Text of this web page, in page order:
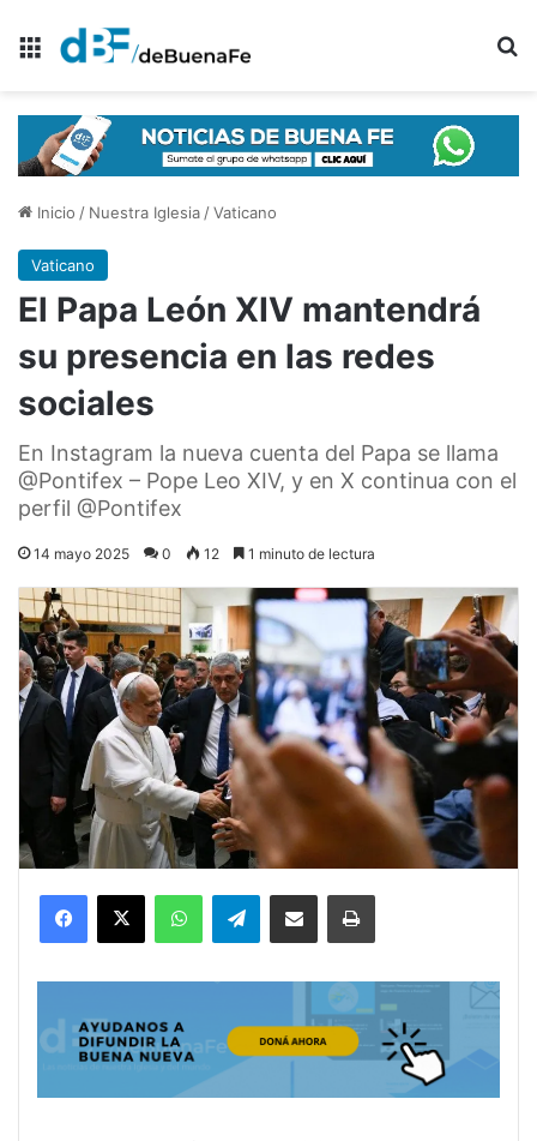
Menú
Inicio / Nuestra Iglesia/Vaticano
Vaticano
El Papa León XIV mantendrá
su presencia en las redes
sociales
En Instagram la nueva cuenta del Papa se llama
@Pontifex – Pope Leo XIV, y en X continua con el
perfil @Pontifex
14 mayo 2025 0 12 1 minuto de lectura
Telegram